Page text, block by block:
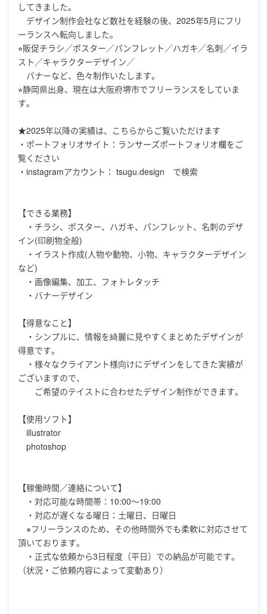
してきました。
デザイン制作会社など数社を経験の後、2025年5月にフリ
ーランスへ転向しました。
⭐︎販促チラシ／ポスター／パンフレット／ハガキ／名刺／イラ
スト／キャラクターデザイン／
バナーなど、色々制作いたします。
⭐︎静岡県出身、現在は大阪府堺市でフリーランスをしていま
す。
★2025年以降の実績は、こちらからご覧いただけます
・ポートフォリオサイト：ランサーズポートフォリオ欄をご
覧ください
・instagramアカウント： tsugu.design で検索
【できる業務】
・チラシ、ポスター、ハガキ、パンフレット、名刺のデザ
イン(印刷物全般)
・イラスト作成(人物や動物、小物、キャラクターデザイン
など)
・画像編集、加工、フォトレタッチ
・バナーデザイン
【得意なこと】
・シンプルに、情報を綺麗に見やすくまとめたデザインが
得意です。
・様々なクライアント様向けにデザインをしてきた実績が
ございますので、
ご希望のテイストに合わせたデザイン制作ができます。
【使用ソフト】
illustrator
photoshop
【稼働時間／連絡について】
・対応可能な時間帯：10:00〜19:00
・対応が遅くなる曜日：土曜日、日曜日
※フリーランスのため、その他時間外でも柔軟に対応させて
頂いております。
・正式な依頼から3日程度（平日）での納品が可能です。
（状況・ご依頼内容によって変動あり）